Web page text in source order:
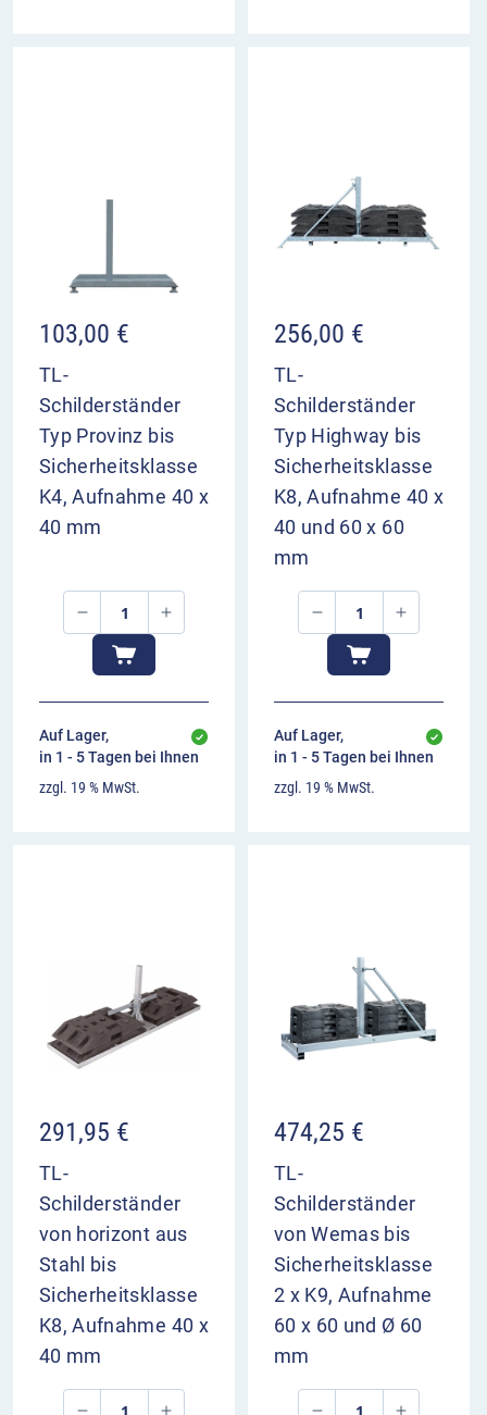
103,00 €
TL-
Schilderständer
Typ Provinz bis
Sicherheitsklasse
K4, Aufnahme 40 x
40 mm
Auf Lager,
in 1 - 5 Tagen bei Ihnen
zzgl. 19 % MwSt.
256,00 €
TL-
Schilderständer
Typ Highway bis
Sicherheitsklasse
K8, Aufnahme 40 x
40 und 60 x 60
mm
Auf Lager,
in 1 - 5 Tagen bei Ihnen
zzgl. 19 % MwSt.
291,95 €
TL-
Schilderständer
von horizont aus
Stahl bis
Sicherheitsklasse
K8, Aufnahme 40 x
40 mm
474,25 €
TL-
Schilderständer
von Wemas bis
Sicherheitsklasse
2 x K9, Aufnahme
60 x 60 und Ø 60
mm